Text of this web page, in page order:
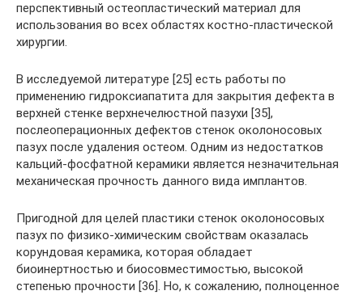
перспективный остеопластический материал для
использования во всех областях костно-пластической
хирургии.
В исследуемой литературе [25] есть работы по
применению гидроксиапатита для закрытия дефекта в
верхней стенке верхнечелюстной пазухи [35],
послеоперационных дефектов стенок околоносовых
пазух после удаления остеом. Одним из недостатков
кальций-фосфатной керамики является незначительная
механическая прочность данного вида имплантов.
Пригодной для целей пластики стенок околоносовых
пазух по физико-химическим свойствам оказалась
корундовая керамика, которая обладает
биоинертностью и биосовместимостью, высокой
степенью прочности [36]. Но, к сожалению, полноценное